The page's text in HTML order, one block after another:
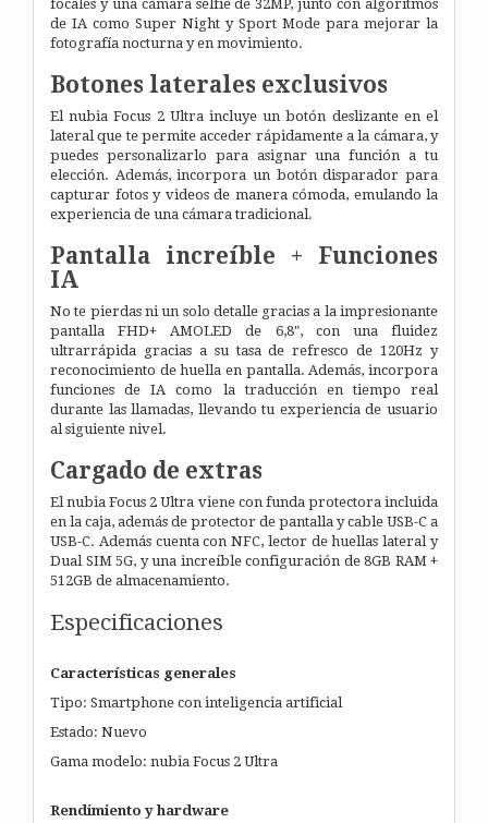
focales y una cámara selfie de 32MP, junto con algoritmos
de IA como Super Night y Sport Mode para mejorar la
fotografía nocturna y en movimiento.
Botones laterales exclusivos
El nubia Focus 2 Ultra incluye un botón deslizante en el
lateral que te permite acceder rápidamente a la cámara, y
puedes personalizarlo para asignar una función a tu
elección. Además, incorpora un botón disparador para
capturar fotos y videos de manera cómoda, emulando la
experiencia de una cámara tradicional.
Pantalla increíble + Funciones
IA
No te pierdas ni un solo detalle gracias a la impresionante
pantalla FHD+ AMOLED de 6,8", con una fluidez
ultrarrápida gracias a su tasa de refresco de 120Hz y
reconocimiento de huella en pantalla. Además, incorpora
funciones de IA como la traducción en tiempo real
durante las llamadas, llevando tu experiencia de usuario
al siguiente nivel.
Cargado de extras
El nubia Focus 2 Ultra viene con funda protectora incluida
en la caja, además de protector de pantalla y cable USB-C a
USB-C. Además cuenta con NFC, lector de huellas lateral y
Dual SIM 5G, y una increíble configuración de 8GB RAM +
512GB de almacenamiento.
Especificaciones
Características generales
Tipo: Smartphone con inteligencia artificial
Estado: Nuevo
Gama modelo: nubia Focus 2 Ultra
Rendimiento y hardware